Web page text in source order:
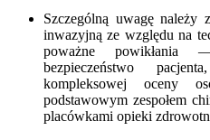
Szczególną uwagę należy
inwazyjną ze względu na
poważne powikłania
bezpieczeństwo
kompleksowej oceny
podstawowym zespołem
placówkami opieki